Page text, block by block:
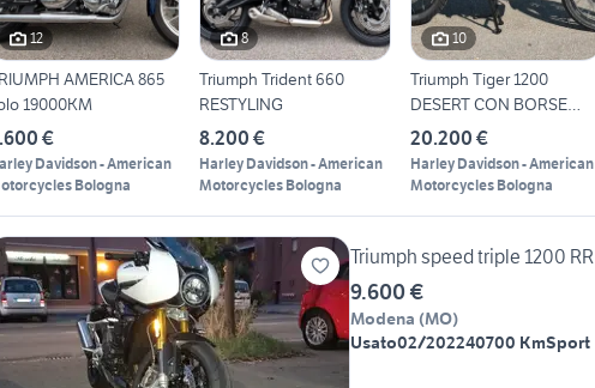
12
AMERICA 865
19000KM
€
Davidson - American
Bologna
8
Triumph Trident 660
RESTYLING
8.200 €
Harley Davidson - American
Motorcycles Bologna
10
Triumph Tiger 1200
DESERT CON BORSE
INCLUSE
20.200 €
Harley Davidson - American
Motorcycles Bologna
Triumph speed triple 1200 RR
9.600 €
Modena (MO)
Usato02/202240700 KmSport